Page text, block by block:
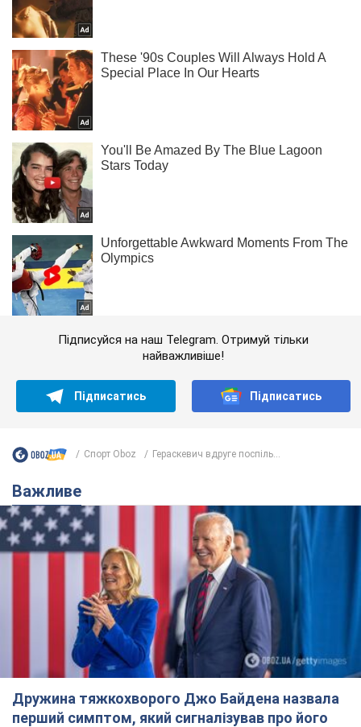
Підписуйся на наш Telegram. Отримуй тільки
найважливіше!
Підписатись Підписатись
Спорт Oboz Гераскевич вдруге поспіль...
Важливе
Дружина тяжкохворого Джо Байдена назвала
перший симптом, який сигналізував про його